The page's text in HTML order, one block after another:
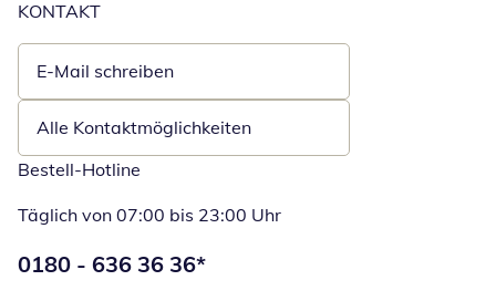
KONTAKT
E-Mail schreiben
Öffnet E-Mail-Client
Alle Kontaktmöglichkeiten
Bestell-Hotline
Täglich von 07:00 bis 23:00 Uhr
Telefonnummer:
0180 - 636 36 36*